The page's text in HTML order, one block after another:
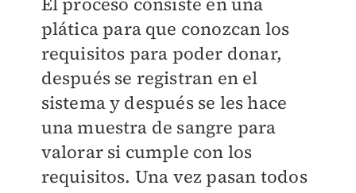
plática para que conozcan los
requisitos para poder donar,
después se registran en el
sistema y después se les hace
una muestra de sangre para
valorar si cumple con los
requisitos. Una vez pasan todos